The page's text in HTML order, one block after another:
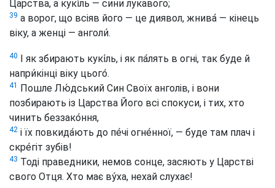
Царства, а кукі́ль — сини лукавого;
39 а ворог, що всіяв його — це диявол, жнива́ — кінець
віку, а женці — анголи́.
40 І як збирають кукі́ль, і як па́лять в огні, так буде й
напри́кінці віку цього́.
41 Пошле Лю́дський Син Своїх анголів, і вони
позбирають із Царства Його всі спокуси, і тих, хто
чинить беззако́ння,
42 і їх повкида́ють до пе́чі огне́нної, — буде там плач і
скре́гіт зубів!
43 Тоді праведники, немов сонце, засяють у Царстві
свого Отця. Хто має ву́ха, нехай слухає!